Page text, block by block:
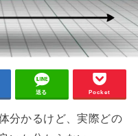
送る Pocket
分かるけど、実際どの